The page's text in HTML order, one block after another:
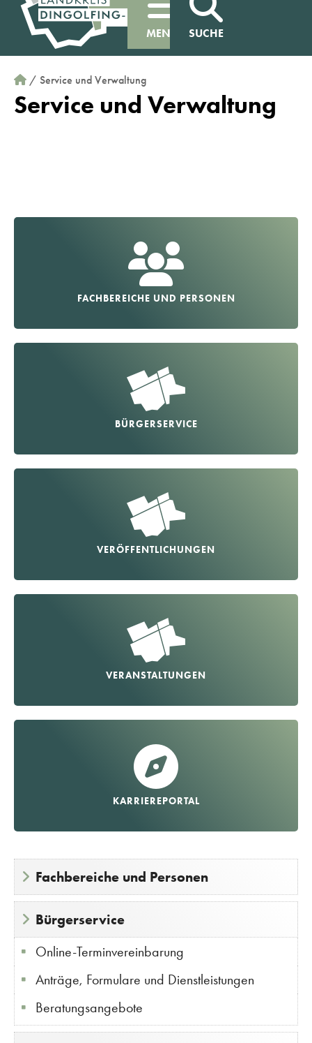
MENÜ SUCHE
/ Service und Verwaltung
Service und Verwaltung
FACHBEREICHE UND PERSONEN
BÜRGERSERVICE
VERÖFFENTLICHUNGEN
VERANSTALTUNGEN
KARRIEREPORTAL
Fachbereiche und Personen
Bürgerservice
Online-Terminvereinbarung
Anträge, Formulare und Dienstleistungen
Beratungsangebote